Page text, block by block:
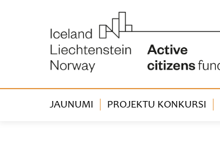
JAUNUMI PROJEKTU KONKURSI